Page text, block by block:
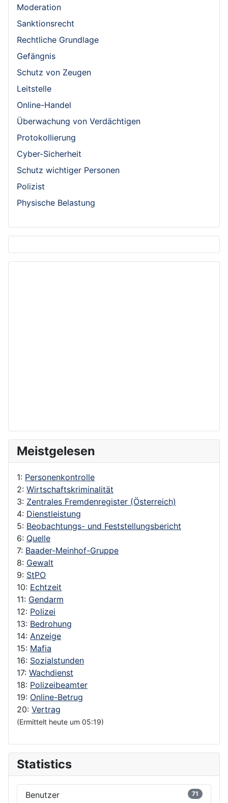
Moderation
Sanktionsrecht
Rechtliche Grundlage
Gefängnis
Schutz von Zeugen
Leitstelle
Online-Handel
Überwachung von Verdächtigen
Protokollierung
Cyber-Sicherheit
Schutz wichtiger Personen
Polizist
Physische Belastung
Meistgelesen
1: Personenkontrolle
2: Wirtschaftskriminalität
3: Zentrales Fremdenregister (Österreich)
4: Dienstleistung
5: Beobachtungs- und Feststellungsbericht
6: Quelle
7: Baader-Meinhof-Gruppe
8: Gewalt
9: StPO
10: Echtzeit
11: Gendarm
12: Polizei
13: Bedrohung
14: Anzeige
15: Mafia
16: Sozialstunden
17: Wachdienst
18: Polizeibeamter
19: Online-Betrug
20: Vertrag
(Ermittelt heute um 05:19)
Statistics
Benutzer 71